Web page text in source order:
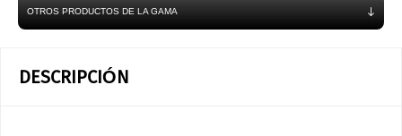
OTROS PRODUCTOS DE LA GAMA
DESCRIPCIÓN